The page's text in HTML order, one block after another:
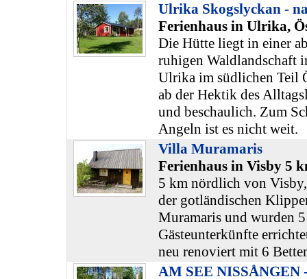
Ulrika Skogslyckan -
Ferienhaus in Ulrika,
Die Hütte liegt in einer
ruhigen Waldlandschaft
Ulrika im südlichen Teil
ab der Hektik des
und beschaulich. Zum
Angeln ist es nicht weit.
Villa Muramaris
Ferienhaus in Visby 5
5 km nördlich von
der gotländischen
Muramaris und wurden
Gästeunterkünfte
neu renoviert mit 6
AM SEE NISSÅNGEN